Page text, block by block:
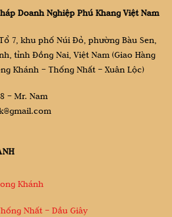
Doanh Nghiệp Phú Khang Việt Nam
7, khu phố Núi Đỏ, phường Bàu Sen,
tỉnh Đồng Nai, Việt Nam (Giao Hàng
Khánh – Thống Nhất – Xuân Lộc)
– Mr. Nam
Khánh
Nhất – Dầu Giây